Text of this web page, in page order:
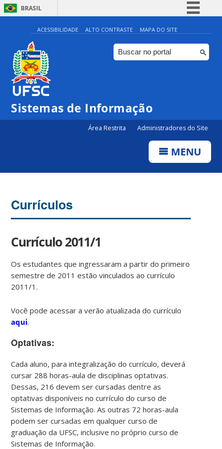
BRASIL
Simplifique!
Comunica BR
Participe
Canais
ACESSIBILIDADE ALTO CONTRASTE MAPA DO SITE
Sistemas de Informação
Área Restrita Administradores do Site
MENU
Currículos
Currículo 2011/1
Os estudantes que ingressaram a partir do primeiro
semestre de 2011 estão vinculados ao currículo
2011/1.
Você pode acessar a verão atualizada do currículo
aqui.
Optativas:
Cada aluno, para integralização do currículo, deverá
cursar 288 horas-aula de disciplinas optativas.
Dessas, 216 devem ser cursadas dentre as
optativas disponíveis no currículo do curso de
Sistemas de Informação. As outras 72 horas-aula
podem ser cursadas em qualquer curso de
graduação da UFSC, inclusive no próprio curso de
Sistemas de Informação.